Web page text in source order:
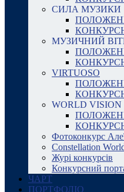
СИЛА МУЗИКИ
МУЗИЧНИЙ
VIRTUOSO
WORLD VISION
Фотоконкурс
Constellation
Журі конкурсів
Конкурсний
ЧАРТ
ПОРТФОЛІО